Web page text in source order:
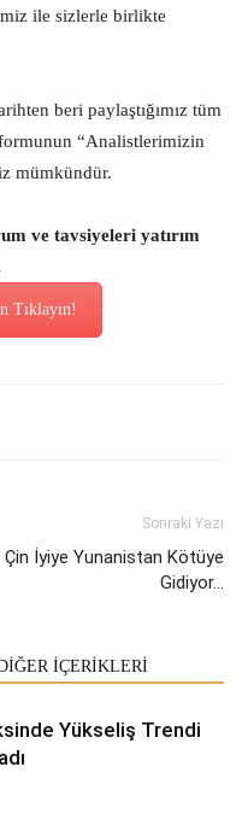
ile sizlerle birlikte
beri paylaştığımız tüm
“Analistlerimizin
mümkündür.
ve tavsiyeleri yatırım
Tıklayın!
Sonraki Yazı
Çin İyiye Yunanistan Kötüye
Gidiyor…
İÇERİKLERİ
Yükseliş Trendi